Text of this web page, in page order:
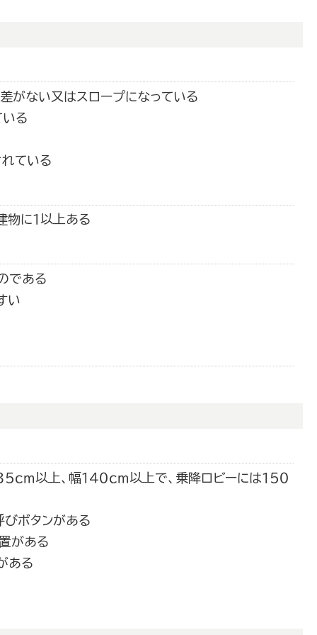
がない又はスロープになっている
る
ている
物に１以上ある
である
い
ｍ以上、幅１４０ｃｍ以上で、乗降ロビーには１５０
びボタンがある
がある
ある